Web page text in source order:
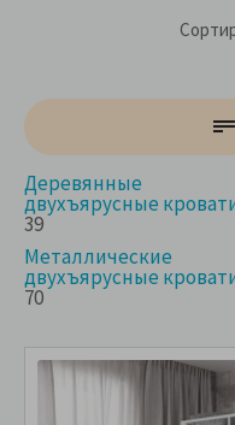
Деревянные
двухъярусные
39
Металлические
двухъярусные
70